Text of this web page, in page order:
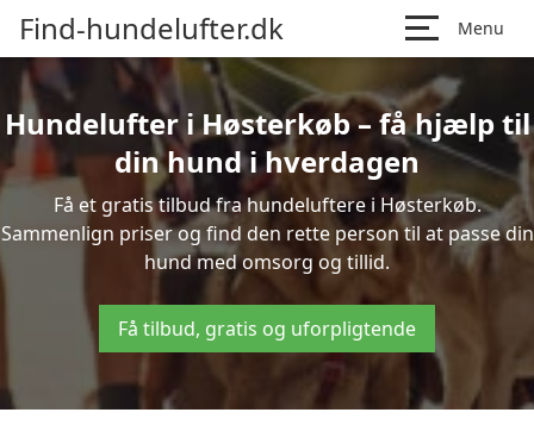
Find-hundelufter.dk Menu
Hundelufter i Høsterkøb – få hjælp til
din hund i hverdagen
Få et gratis tilbud fra hundeluftere i Høsterkøb.
Sammenlign priser og find den rette person til at passe din
hund med omsorg og tillid.
Få tilbud, gratis og uforpligtende